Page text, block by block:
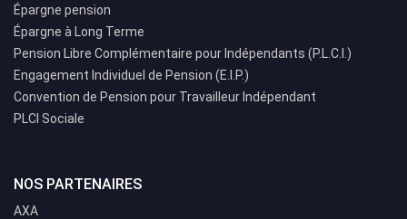
Épargne pension
Épargne à Long Terme
Pension Libre Complémentaire pour Indépendants (P.L.C.I.)
Engagement Individuel de Pension (E.I.P.)
Convention de Pension pour Travailleur Indépendant
PLCI Sociale
NOS PARTENAIRES
AXA